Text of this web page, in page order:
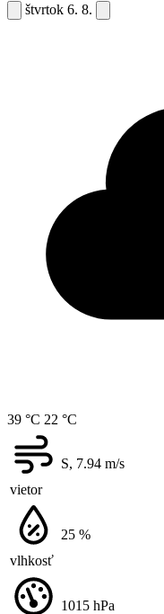
štvrtok 6. 8.
39 °C 22 °C
vietor
S, 7.94 m/s
vlhkosť
25 %
1015 hPa